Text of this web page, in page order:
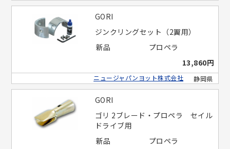
GORI
ジンクリングセット（2翼用）
新品
プロペラ
13,860円
静岡県
ニュージャパンヨット株式会社
GORI
ゴリ 2ブレード・プロペラ セイル
ドライブ用
新品
プロペラ